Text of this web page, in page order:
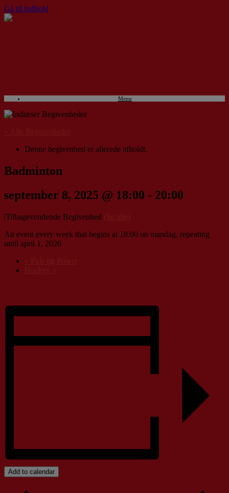
Gå til indhold
Menu
Denne begivenhed er allerede afholdt.
Badminton
september 8, 2025 @ 18:00 - 20:00
|Tilbagevendende Begivenhed
An event every week that begins at 18:00 on mandag, repeating
until april 1, 2026
Add to calendar